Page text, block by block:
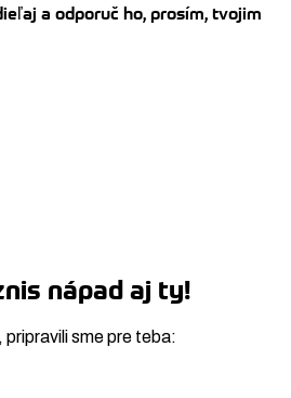
a odporuč ho, prosím, tvojim
nápad aj ty!
pripravili sme pre teba: